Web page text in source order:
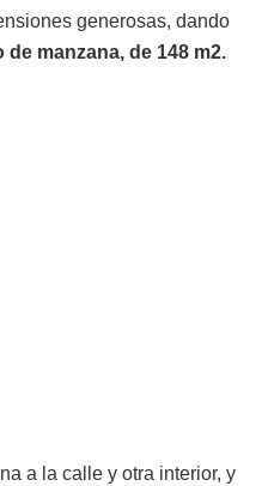
generosas, dando
de manzana, de 148 m2.
a la calle y otra interior, y